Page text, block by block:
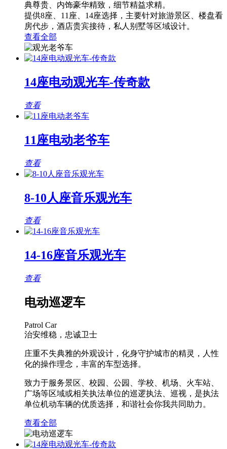
典尊贵、内饰豪华精致，细节精益求精。
提供8座、11座、14座选择，主要针对旅游景区、楼盘看
房代步，酒店贵宾接待，私人别墅等区域设计。
查看全部
14座电动观光车-传奇款
查看
11座电动老爷车
查看
8-10人座音乐观光车
查看
14-16座音乐观光车
查看
电动巡逻车
Patrol Car
治安维稳，忠诚卫士
庄重不失典雅的外观设计，化身守护城市的精灵，人性
化的操作理念，丰富的车型选择。
致力于服务景区、校园、公园、学校、机场、火车站、
广场等区域或相关执法单位的巡逻执法、巡视，是执法
单位机动车辆的优质选择，和谐社会你我共同助力。
查看全部